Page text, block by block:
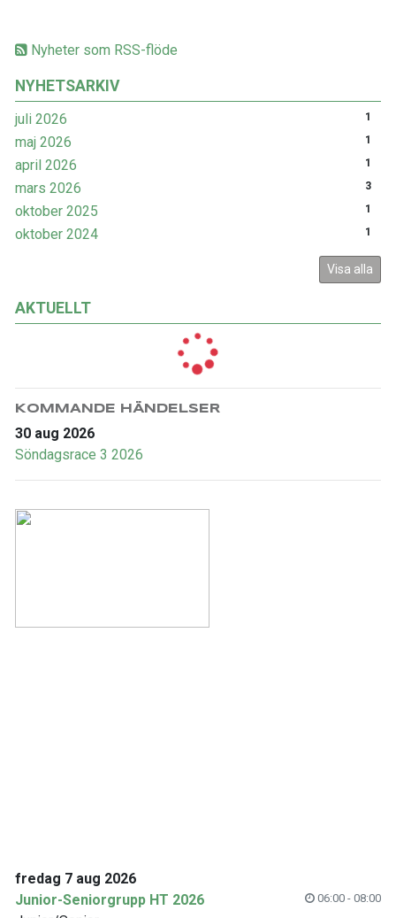
Nyheter som RSS-flöde
NYHETSARKIV
juli 2026 1
maj 2026 1
april 2026 1
mars 2026 3
oktober 2025 1
oktober 2024 1
Visa alla
AKTUELLT
KOMMANDE HÄNDELSER
30 aug 2026
Söndagsrace 3 2026
fredag 7 aug 2026
Junior-Seniorgrupp HT 2026
06:00 - 08:00